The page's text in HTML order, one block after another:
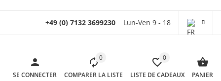
+49 (0) 7132 3699230 Lun-Ven 9 - 18
SE CONNECTER
0
COMPARER LA LISTE
0
LISTE DE CADEAUX PANIER